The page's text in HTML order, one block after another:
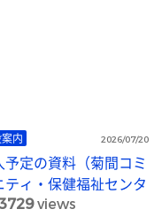
内 2026/07/20
予定の資料（菊間コミ
ティ・保健福祉センタ
書室）views